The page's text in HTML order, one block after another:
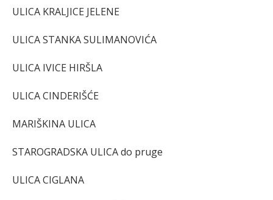
ULICA KRALJICE JELENE
ULICA STANKA SULIMANOVIĆA
ULICA IVICE HIRŠLA
ULICA CINDERIŠĆE
MARIŠKINA ULICA
STAROGRADSKA ULICA do pruge
ULICA CIGLANA